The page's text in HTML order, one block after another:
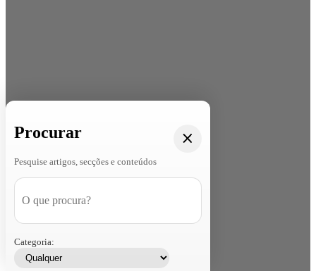
Procurar
Pesquise artigos, secções e conteúdos
Categoria: